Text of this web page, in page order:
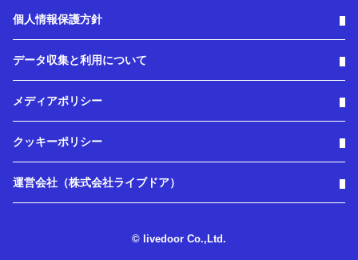
個人情報保護方針
データ収集と利用について
メディアポリシー
クッキーポリシー
運営会社（株式会社ライブドア）
© livedoor Co.,Ltd.